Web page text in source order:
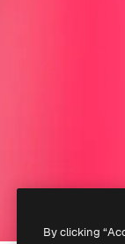
By clicking